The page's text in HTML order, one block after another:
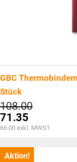
GBC
Stück
108.00
war:
71.35
Aktueller
ist:
CHF71.35.
66.00 exkl. MWST
Aktion!